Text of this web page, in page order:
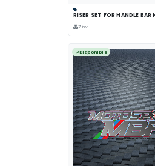
Panier Comparer
RISER SET FOR HANDLE BAR
7 inv.
Disponible